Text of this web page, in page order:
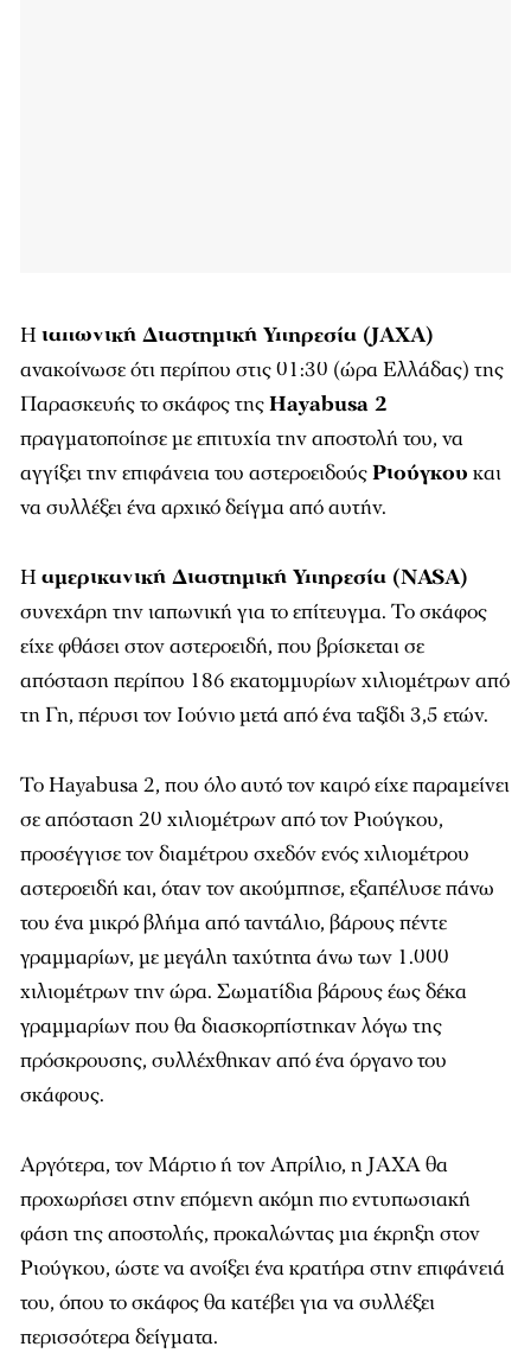
Ηιαπωνική Διαστημική Υπηρεσία (JAXA)
ανακοίνωσε ότι περίπου στις 01:30 (ώρα Ελλάδας) της
Παρασκευής το σκάφος τηςHayabusa 2
πραγματοποίησε με επιτυχία την αποστολή του, να
αγγίξει την επιφάνεια του αστεροειδούςΡιούγκου και
να συλλέξει ένα αρχικό δείγμα από αυτήν.
Ηαμερικανική Διαστημική Υπηρεσία (NASA)
συνεχάρη την ιαπωνική για το επίτευγμα. Το σκάφος
είχε φθάσει στον αστεροειδή, που βρίσκεται σε
απόσταση περίπου 186 εκατομμυρίων χιλιομέτρων από
τη Γη, πέρυσι τον Ιούνιο μετά από ένα ταξίδι 3,5 ετών.
Το Hayabusa 2, που όλο αυτό τον καιρό είχε παραμείνει
σε απόσταση 20 χιλιομέτρων από τον Ριούγκου,
προσέγγισε τον διαμέτρου σχεδόν ενός χιλιομέτρου
αστεροειδή και, όταν τον ακούμπησε, εξαπέλυσε πάνω
του ένα μικρό βλήμα από ταντάλιο, βάρους πέντε
γραμμαρίων, με μεγάλη ταχύτητα άνω των 1.000
χιλιομέτρων την ώρα. Σωματίδια βάρους έως δέκα
γραμμαρίων που θα διασκορπίστηκαν λόγω της
πρόσκρουσης, συλλέχθηκαν από ένα όργανο του
σκάφους.
Αργότερα, τον Μάρτιο ή τον Απρίλιο, η JAXA θα
προχωρήσει στην επόμενη ακόμη πιο εντυπωσιακή
φάση της αποστολής, προκαλώντας μια έκρηξη στον
Ριούγκου, ώστε να ανοίξει ένα κρατήρα στην επιφάνειά
του, όπου το σκάφος θα κατέβει για να συλλέξει
περισσότερα δείγματα.